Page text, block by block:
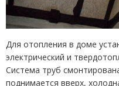
Для отопления в доме
электрический и
Система труб
поднимается вверх,